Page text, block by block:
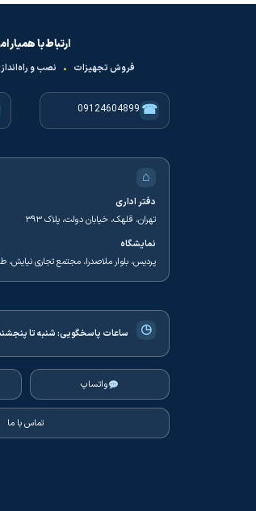
ارتباط با همیار
فروش تجهیزات • نصب و
☎
09124604899
⌂
دفتر اداری
تهران، قلهک، خیابان دولت، پلاک ۳۹۳
نمایشگاه
پردیس، بلوار ملاصدرا، مجتمع تجاری نیایش،
◷ ساعات پاسخگویی:شنبه تا پنجشنبه | ۹:۰۰
واتساپ
تماس با ما